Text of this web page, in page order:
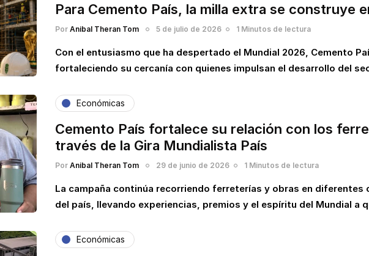
Para Cemento País, la milla extra se construye
Por Anibal Theran Tom 5 de julio de 2026 1 Minutos de lectura
Con el entusiasmo que ha despertado el Mundial 2026, Cemento
fortaleciendo su cercanía con quienes impulsan el desarrollo del
Económicas
Cemento País fortalece su relación con los
través de la Gira Mundialista País
Por Anibal Theran Tom 29 de junio de 2026 1 Minutos de lectura
La campaña continúa recorriendo ferreterías y obras en diferentes
del país, llevando experiencias, premios y el espíritu del Mundial a
Económicas